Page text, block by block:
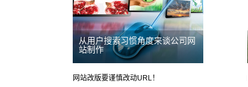
从用户搜索习惯角度来谈公司网
站制作
网站改版要谨慎改动URL！